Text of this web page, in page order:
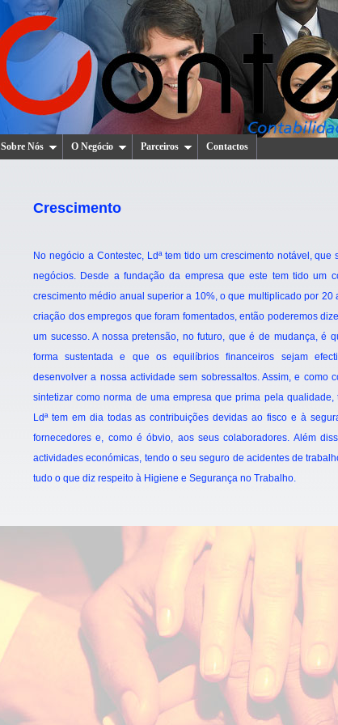
Sobre Nós O Negócio Parceiros Contactos
Crescimento
No negócio a Contestec, Ldª tem tido um crescimento notável,
negócios. Desde a fundação da empresa que este tem tido um
crescimento médio anual superior a 10%, o que multiplicado por 20
criação dos empregos que foram fomentados, então poderemos
um sucesso. A nossa pretensão, no futuro, que é de mudança, é
forma sustentada e que os equilíbrios financeiros sejam
desenvolver a nossa actividade sem sobressaltos. Assim, e como
sintetizar como norma de uma empresa que prima pela
Ldª tem em dia todas as contribuições devidas ao fisco e à
fornecedores e, como é óbvio, aos seus colaboradores. Além
actividades económicas, tendo o seu seguro de acidentes de
tudo o que diz respeito à Higiene e Segurança no Trabalho.